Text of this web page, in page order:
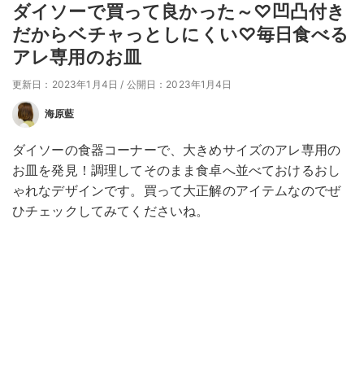
ダイソーで買って良かった～♡凹凸付き
だからベチャっとしにくい♡毎日食べる
アレ専用のお皿
更新日：2023年1月4日 / 公開日：2023年1月4日
海原藍
ダイソーの食器コーナーで、大きめサイズのアレ専用の
お皿を発見！調理してそのまま食卓へ並べておけるおし
ゃれなデザインです。買って大正解のアイテムなのでぜ
ひチェックしてみてくださいね。